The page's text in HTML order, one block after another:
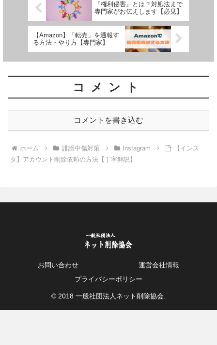
『権利侵害』とは？対処法まで
専門家がお伝えします【必見】
【Amazon】「転売」を通報す
る方法・やり方【専門家】
コメント
コメントを書き込む
ホーム 誹謗中傷対策 Instagram
【インス
タ】アカウント削除依頼の方法【丁寧解説】
お問い合わせ
運営会社情報
プライバシーポリシー
© 2018 一般社団法人ネット削除協会.